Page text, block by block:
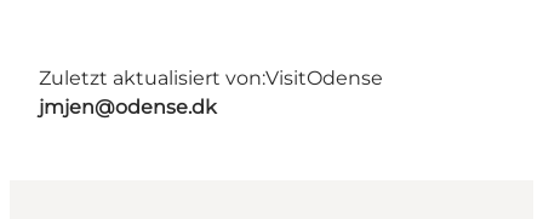
Zuletzt aktualisiert von:VisitOdense
jmjen@odense.dk